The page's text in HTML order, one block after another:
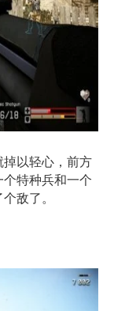
以轻心，前方
特种兵和一个
敌了。